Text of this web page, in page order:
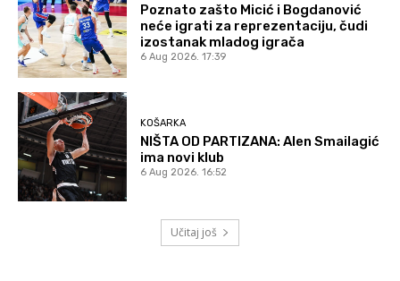
Poznato zašto Micić i Bogdanović
neće igrati za reprezentaciju, čudi
izostanak mladog igrača
6 Aug 2026. 17:39
KOŠARKA
NIŠTA OD PARTIZANA: Alen Smailagić
ima novi klub
6 Aug 2026. 16:52
Učitaj još